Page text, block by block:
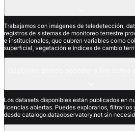
Trabajamos con imágenes de teledetección,
registros de sistemas de monitoreo terrestre
e institucionales, que cubren variables como
superficial, vegetación e índices de cambio
Los datasets disponibles están publicados en
licencias abiertas. Puedes explorarlos,
desde catalogo.dataobservatory.net sin